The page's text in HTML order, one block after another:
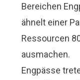
Bereichen
ähnelt einer
Ressourcen
ausmachen.
Engpässe